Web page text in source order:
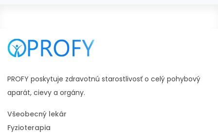
#stuhnuty krk bolest hlavy #bolest zatylku hlavy
#bolest krku pri otacani hlavy
PROFY poskytuje zdravotnú starostlivosť o celý pohybový
aparát, cievy a orgány.
Všeobecný lekár
Fyzioterapia